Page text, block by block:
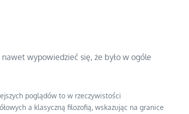
wypowiedzieć się, że było w ogóle
poglądów to w rzeczywistości
a klasyczną filozofią, wskazując na granice